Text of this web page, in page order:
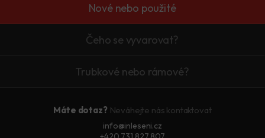
Nové nebo použité
Čeho se vyvarovat?
Trubkové nebo rámové?
Máte dotaz? Neváhejte nás kontaktovat
info@inleseni.cz